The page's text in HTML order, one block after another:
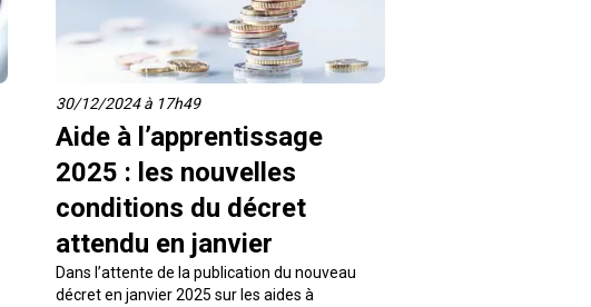
30/12/2024 à 17h49
Aide à l’apprentissage
2025 : les nouvelles
conditions du décret
attendu en janvier
Dans l’attente de la publication du nouveau
décret en janvier 2025 sur les aides à